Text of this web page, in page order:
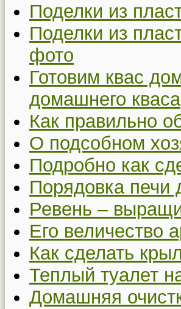
Поделки из
Поделки из
фото
Готовим квас
домашнего кваса
Как правильно
О подсобном
Подробно как
Порядовка печи
Ревень –
Его величество
Как сделать
Теплый туалет
Домашняя